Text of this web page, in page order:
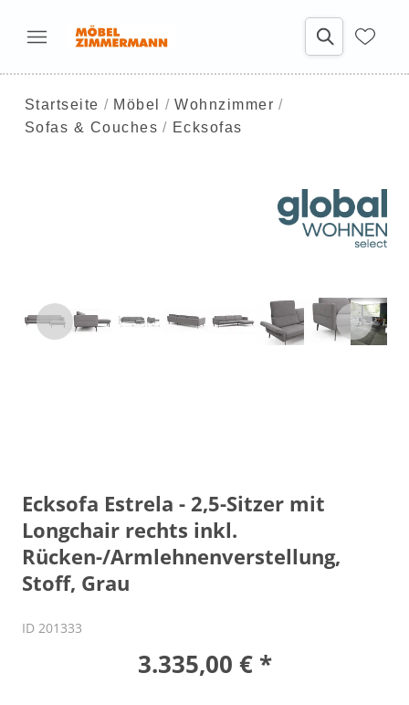
Startseite Möbel
Wohnzimmer
Sofas & Couches
Ecksofas
Ecksofa Estrela - 2,5-Sitzer mit
Longchair rechts inkl.
Rücken-/Armlehnenverstellung,
Stoff, Grau
ID 201333
3.335,00 € *